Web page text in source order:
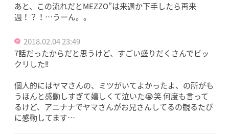
あと、この流れだとMEZZO”は来週か下手したら再来
週！？！…うーん。。
2018.02.04 23:49
7話だったからだと思うけど、すごい盛りだくさんでビッ
クリした‼
個人的にはヤマさんの、ミツがいてよかったよ、の所がも
うほんと感動しすぎて嬉しくて泣いた😭笑 何度も言って
るけど、アニナナでヤマさんがお兄さんしてるの観るたび
に感動してます…